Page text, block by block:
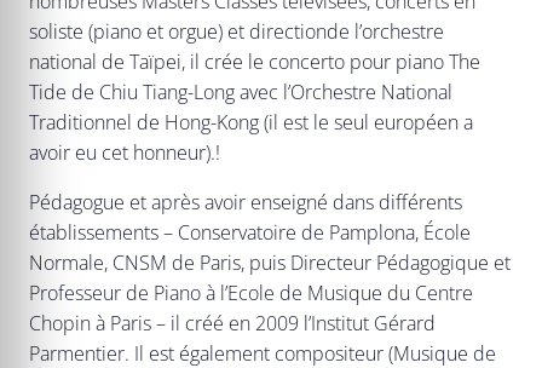
soliste (piano et orgue) et directionde l’orchestre
national de Taïpei, il crée le concerto pour piano The
Tide de Chiu Tiang-Long avec l’Orchestre National
Traditionnel de Hong-Kong (il est le seul européen a
avoir eu cet honneur).!
Pédagogue et après avoir enseigné dans différents
établissements – Conservatoire de Pamplona, École
Normale, CNSM de Paris, puis Directeur Pédagogique et
Professeur de Piano à l’Ecole de Musique du Centre
Chopin à Paris – il créé en 2009 l’Institut Gérard
Parmentier. Il est également compositeur (Musique de